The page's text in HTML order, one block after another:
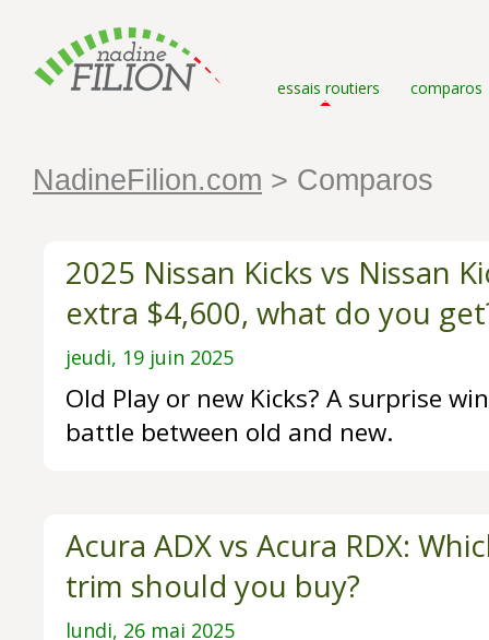
essais routiers comparos
NadineFilion.com > Comparos
2025 Nissan Kicks vs Nissan
extra $4,600, what do you
jeudi, 19 juin 2025
Old Play or new Kicks? A surprise
battle between old and new.
Acura ADX vs Acura RDX:
trim should you buy?
lundi, 26 mai 2025